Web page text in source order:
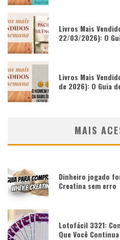
Livros Mais
22/03/2026): O
Livros Mais
de 2026): O Guia
MAIS
Dinheiro jogado
Creatina sem erro
Lotofácil 3321:
Que Você